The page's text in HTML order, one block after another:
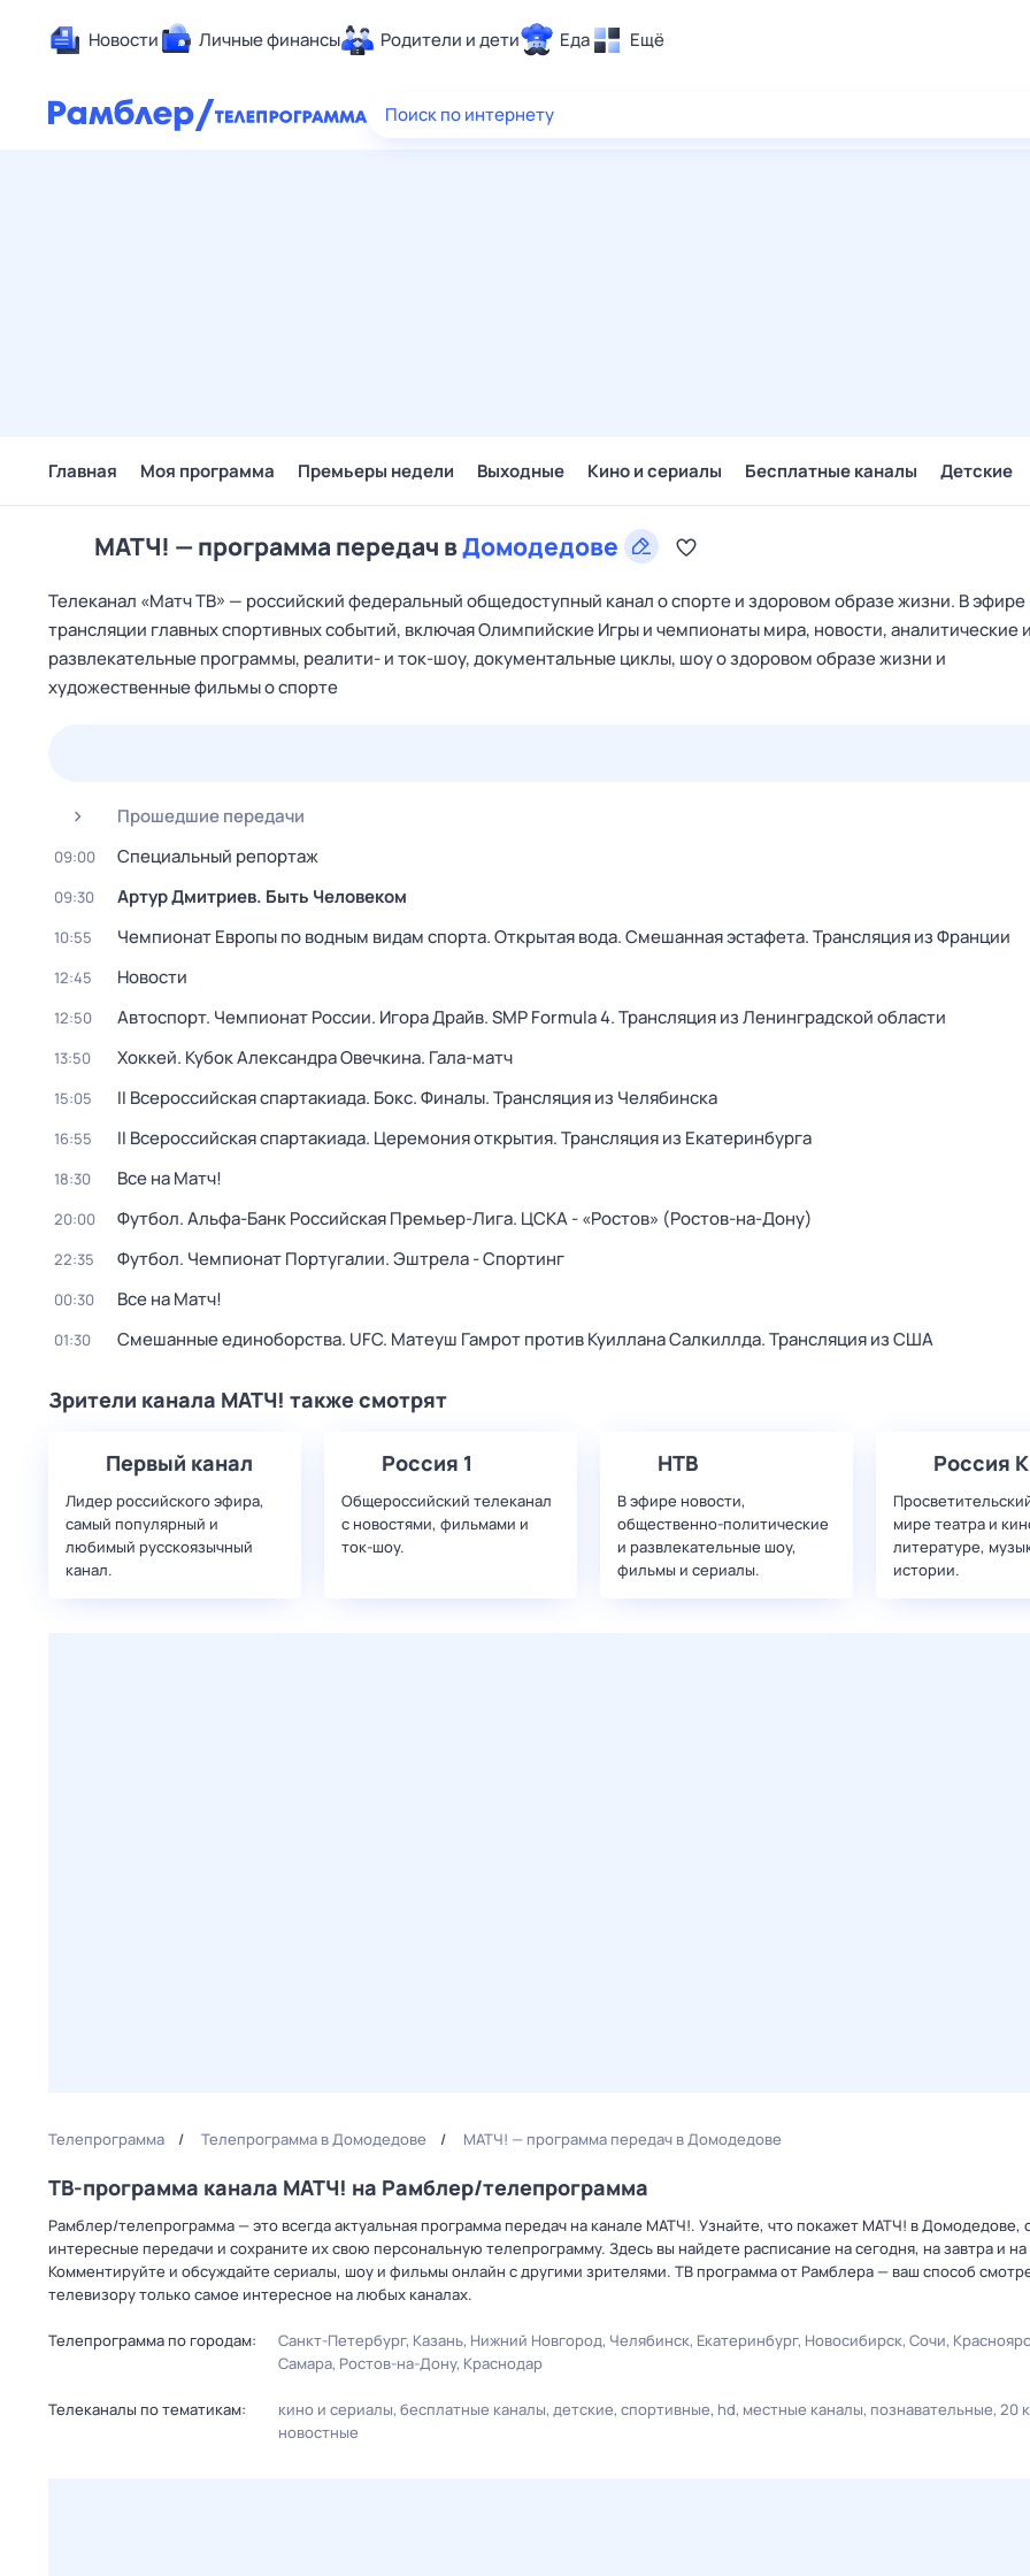
Новости Личные финансы Родители и дети Еда Ещё
Здоровье
Поиск по интернету
Главная Моя программа Премьеры недели Выходные Кино и сериалы Бесплатные каналы Детские
МАТЧ! — программа передач вДомодедове
Телеканал «Матч ТВ» — российский федеральный общедоступный канал о спорте и здоровом образе жизни. В
трансляции главных спортивных событий, включая Олимпийские Игры и чемпионаты мира, новости, аналитические
развлекательные программы, реалити- и ток-шоу, документальные циклы, шоу о здоровом образе жизни и
художественные фильмы о спорте
Прошедшие передачи
09:00 Специальный репортаж
09:30 Артур Дмитриев. Быть Человеком
10:55 Чемпионат Европы по водным видам спорта. Открытая вода. Смешанная эстафета. Трансляция из Франции
12:45 Новости
12:50 Автоспорт. Чемпионат России. Игора Драйв. SMP Formula 4. Трансляция из Ленинградской области
13:50 Хоккей. Кубок Александра Овечкина. Гала-матч
15:05 II Всероссийская спартакиада. Бокс. Финалы. Трансляция из Челябинска
16:55 II Всероссийская спартакиада. Церемония открытия. Трансляция из Екатеринбурга
18:30 Все на Матч!
20:00 Футбол. Альфа-Банк Российская Премьер-Лига. ЦСКА - «Ростов» (Ростов-на-Дону)
22:35 Футбол. Чемпионат Португалии. Эштрела - Спортинг
00:30 Все на Матч!
01:30 Смешанные единоборства. UFC. Матеуш Гамрот против Куиллана Салкиллда. Трансляция из США
Зрители канала МАТЧ! также смотрят
Первый канал
Лидер российского эфира,
самый популярный и
любимый русскоязычный
канал.
Россия 1
Общероссийский телеканал
с новостями, фильмами и
ток-шоу.
НТВ
В эфире новости,
общественно-политические
и развлекательные шоу,
фильмы и сериалы.
Россия К
мире театра и
литературе,
истории.
Телепрограмма Телепрограмма в Домодедове МАТЧ! — программа передач в Домодедове
ТВ-программа канала МАТЧ! на Рамблер/телепрограмма
Рамблер/телепрограмма — это всегда актуальная программа передач на канале МАТЧ!. Узнайте, что покажет МАТЧ! в Домодедове,
интересные передачи и сохраните их свою персональную телепрограмму. Здесь вы найдете расписание на сегодня, на завтра и
Комментируйте и обсуждайте сериалы, шоу и фильмы онлайн с другими зрителями. ТВ программа от Рамблера — ваш способ
телевизору только самое интересное на любых каналах.
Телепрограмма по городам: Санкт-Петербург Казань Нижний Новгород Челябинск Екатеринбург Новосибирск Сочи
Самара Ростов-на-Дону Краснодар
Телеканалы по тематикам: кино и сериалы бесплатные каналы детские спортивные hd местные каналы познавательные 20
новостные